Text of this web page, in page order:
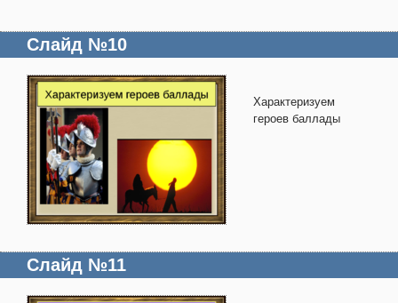
Слайд №10
Характеризуем
героев баллады
Слайд №11